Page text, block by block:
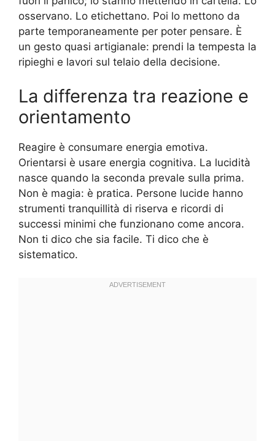
osservano. Lo etichettano. Poi lo mettono da
parte temporaneamente per poter pensare. È
un gesto quasi artigianale: prendi la tempesta la
ripieghi e lavori sul telaio della decisione.
La differenza tra reazione e
orientamento
Reagire è consumare energia emotiva.
Orientarsi è usare energia cognitiva. La lucidità
nasce quando la seconda prevale sulla prima.
Non è magia: è pratica. Persone lucide hanno
strumenti tranquillità di riserva e ricordi di
successi minimi che funzionano come ancora.
Non ti dico che sia facile. Ti dico che è
sistematico.